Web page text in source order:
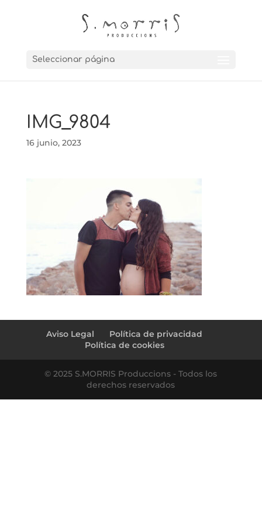
Seleccionar página
IMG_9804
16 junio, 2023
Aviso Legal
Política de privacidad
Política de cookies
© 2025 S.MORRIS Produccions - Todos los
derechos reservados